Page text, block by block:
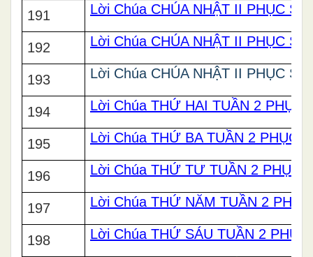
191 Lời Chúa CHÚA NHẬT II PHỤC
192 Lời Chúa CHÚA NHẬT II PHỤC
193 Lời Chúa CHÚA NHẬT II PHỤC
194 Lời Chúa THỨ HAI TUẦN 2 PHỤC
195 Lời Chúa THỨ BA TUẦN 2 PHỤC
196 Lời Chúa THỨ TƯ TUẦN 2 PHỤC
197 Lời Chúa THỨ NĂM TUẦN 2
198 Lời Chúa THỨ SÁU TUẦN 2 PHỤC